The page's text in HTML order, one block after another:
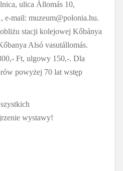
ulica Állomás 10,
e-mail: muzeum@polonia.hu.
stacji kolejowej Kőbánya
Alsó vasutállomás.
Ft, ulgowy 150,-. Dla
powyżej 70 lat wstęp
wystawy!